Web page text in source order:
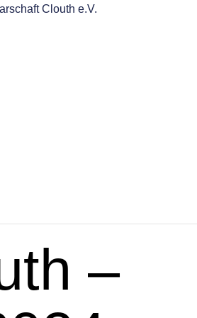
Clouth e.V.
–